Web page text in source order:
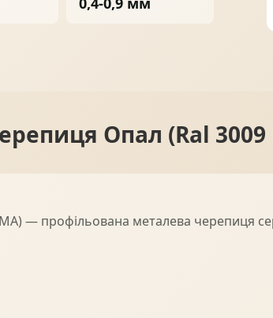
ПОКРІВЕЛЬНА ШАШКА
Опал (Ral 3009
— профільована металева черепиця